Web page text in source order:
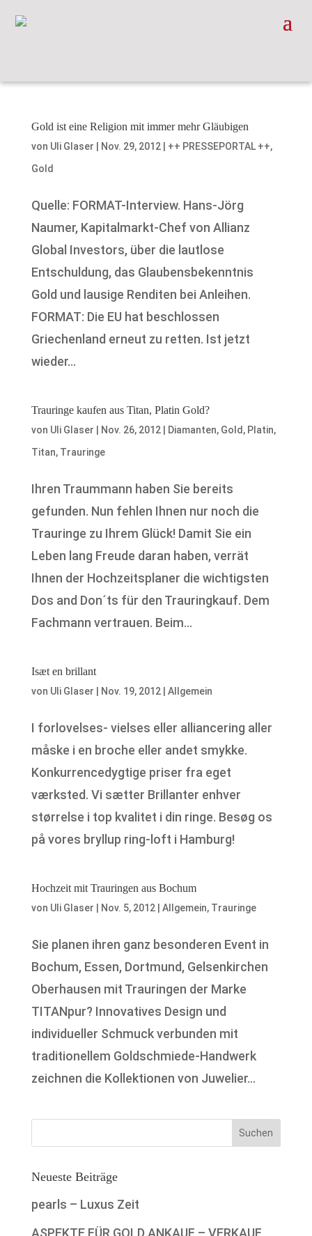
Gold ist eine Religion mit immer mehr Gläubigen
von Uli Glaser Nov. 29, 2012| ++ PRESSEPORTAL ++,
Gold
Quelle: FORMAT-Interview. Hans-Jörg
Naumer, Kapitalmarkt-Chef von Allianz
Global Investors, über die lautlose
Entschuldung, das Glaubensbekenntnis
Gold und lausige Renditen bei Anleihen.
FORMAT: Die EU hat beschlossen
Griechenland erneut zu retten. Ist jetzt
wieder...
Trauringe kaufen aus Titan, Platin Gold?
von Uli Glaser Nov. 26, 2012| Diamanten, Gold , Platin,
Titan, Trauringe
Ihren Traummann haben Sie bereits
gefunden. Nun fehlen Ihnen nur noch die
Trauringe zu Ihrem Glück! Damit Sie ein
Leben lang Freude daran haben, verrät
Ihnen der Hochzeitsplaner die wichtigsten
Dos and Don´ts für den Trauringkauf. Dem
Fachmann vertrauen. Beim...
Isæt en brillant
von Uli Glaser Nov. 19, 2012| Allgemein
I forlovelses- vielses eller alliancering aller
måske i en broche eller andet smykke.
Konkurrencedygtige priser fra eget
værksted. Vi sætter Brillanter enhver
størrelse i top kvalitet i din ringe. Besøg os
på vores bryllup ring-loft i Hamburg!
Hochzeit mit Trauringen aus Bochum
von Uli Glaser Nov. 5, 2012| Allgemein, Trauringe
Sie planen ihren ganz besonderen Event in
Bochum, Essen, Dortmund, Gelsenkirchen
Oberhausen mit Trauringen der Marke
TITANpur? Innovatives Design und
individueller Schmuck verbunden mit
traditionellem Goldschmiede-Handwerk
zeichnen die Kollektionen von Juwelier...
Neueste Beiträge
pearls – Luxus Zeit
ASPEKTE FÜR GOLD ANKAUF – VERKAUF